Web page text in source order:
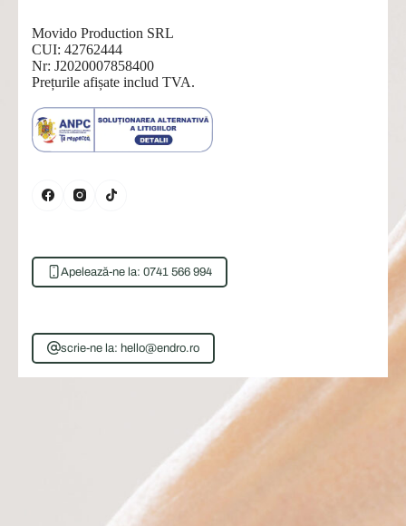
Movido Production SRL
CUI: 42762444
Nr: J2020007858400
Prețurile afișate includ TVA.
Apelează-ne la: 0741 566 994
scrie-ne la: hello@endro.ro